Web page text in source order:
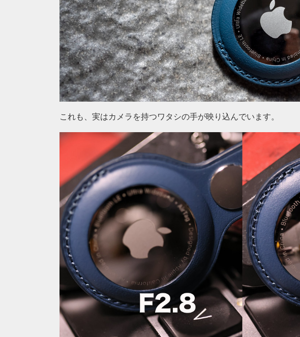
これも、実はカメラを持つワタシの手が映り込んでいます。